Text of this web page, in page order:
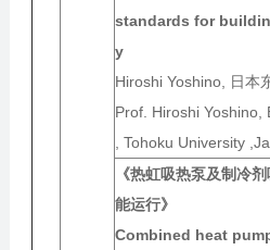
standards for
y
Hiroshi Yoshino, 日本
Prof. Hiroshi Yoshino,
, Tohoku University
《热虹吸热泵及制冷
能运行》
Combined heat